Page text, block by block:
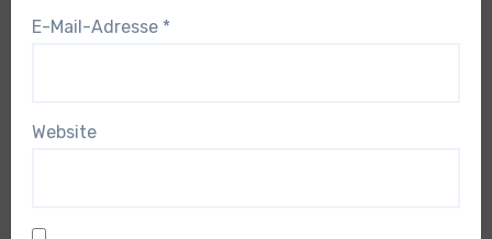
E-Mail-Adresse *
Website